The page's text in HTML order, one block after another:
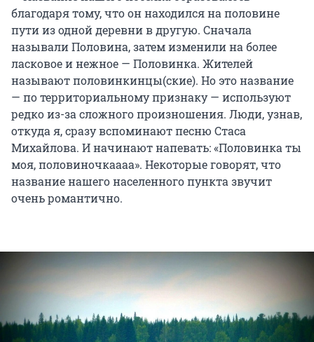
благодаря тому, что он находился на половине
пути из одной деревни в другую. Сначала
называли Половина, затем изменили на более
ласковое и нежное — Половинка. Жителей
называют половинкинцы(ские). Но это название
— по территориальному признаку — используют
редко из-за сложного произношения. Люди, узнав,
откуда я, сразу вспоминают песню Стаса
Михайлова. И начинают напевать: «Половинка ты
моя, половиночкаааа». Некоторые говорят, что
название нашего населенного пункта звучит
очень романтично.